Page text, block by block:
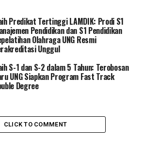
Rektor UNG periode 2023-2027
yang hadir diharapkan dapat
bijaksana, sesuai dengan visi
dianggap mampu memajukan
ke depan.
Predikat Tertinggi LAMDIK: Prodi S1
Pendidikan dan S1 Pendidikan
Olahraga UNG Resmi
Unggul
S-1 dan S-2 dalam 5 Tahun: Terobosan
UNG Siapkan Program Fast Track
Degree
CLICK TO COMMENT